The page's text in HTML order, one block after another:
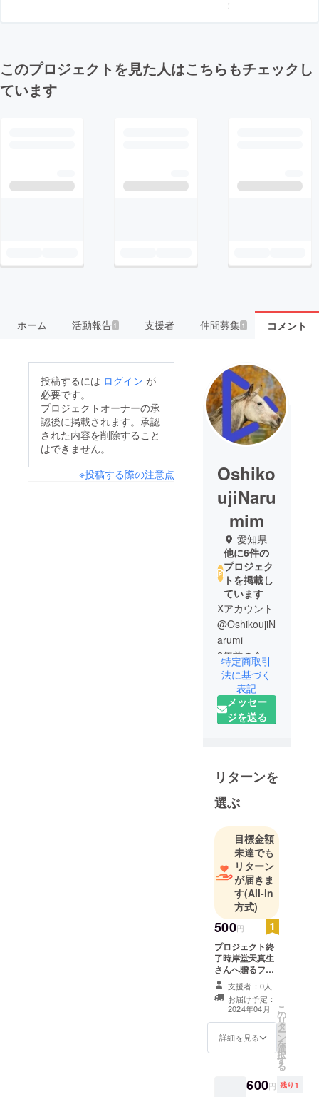
！
このプロジェクトを見た人はこちらもチェックし
ています
ホーム 活動報告1 支援者 仲間募集 1 コメント
投稿するには ログイン が
必要です。
プロジェクトオーナーの承
認後に掲載されます。承認
された内容を削除すること
はできません。
※投稿する際の注意点
Oshiko
ujiNaru
mim
愛知県
他に6件の
プロジェク
トを掲載し
ています
Xアカウント
@OshikoujiN
arumi
2年前の令和
4年に何度も
笠松競馬で
ホロの生誕
日の応援広
り、ノウハ
ウを持って
います。
特定商取引
法に基づく
表記
メッセー
ジを送る
リターンを
選ぶ
目標金額
未達でも
リターン
が届きま
す(All-in
方式)
500円
プロジェクト終
了時岸堂天真生
さんへ贈るファ
ンレターの支援
者一覧にあなた
のお名前（ニッ
クネーム）を載
せます。備考欄
に支援者名
ネームの文字数
支援者：0人
お届け予定：
2024年04月
詳細を見る
こ
の
リ
タ
ー
ン
を
選
択
す
る
600円 残り1